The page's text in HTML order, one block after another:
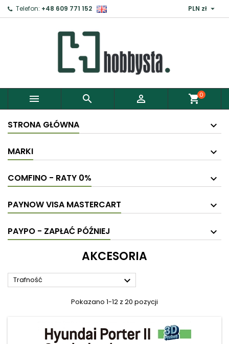
Telefon: +48 609 771 152 PLN zł 
   shopping_cart0
STRONA GŁÓWNA
MARKI
COMFINO - RATY 0%
PAYNOW VISA MASTERCART
PAYPO - ZAPŁAĆ PÓŹNIEJ
AKCESORIA
Trafność 
Pokazano 1-12 z 20 pozycji
Zaloguj ×
Aby zapisać produkty do Schowka, musisz się
Anuluj Zaloguj